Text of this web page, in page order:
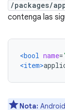
/packages/
contenga las
<bool name=
<item>
Nota: